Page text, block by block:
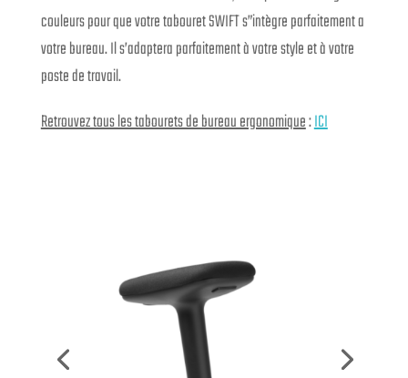
couleurs pour que votre tabouret SWIFT s”intègre parfaitement a
votre bureau. Il s’adaptera parfaitement à votre style et à votre
poste de travail.
Retrouvez tous les tabourets de bureau ergonomique:ICI